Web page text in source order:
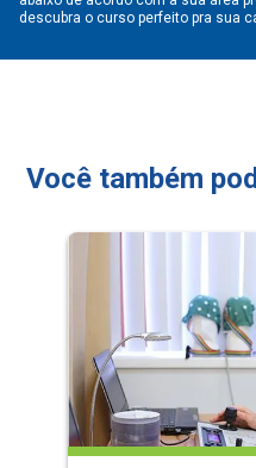
descubra o curso perfeito pra sua
Você também